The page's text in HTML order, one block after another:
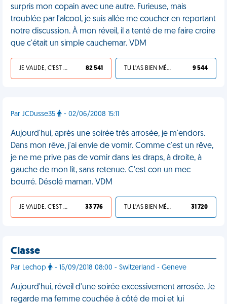
surpris mon copain avec une autre. Furieuse, mais
troublée par l'alcool, je suis allée me coucher en reportant
notre discussion. À mon réveil, il a tenté de me faire croire
que c'était un simple cauchemar. VDM
JE VALIDE, C'EST UNE VDM 82 541 TU L'AS BIEN MÉRITÉ 9 544
Par JCDusse35 - 02/06/2008 15:11
Aujourd'hui, après une soirée très arrosée, je m'endors.
Dans mon rêve, j'ai envie de vomir. Comme c'est un rêve,
je ne me prive pas de vomir dans les draps, à droite, à
gauche de mon lit, sans retenue. C'est con un mec
bourré. Désolé maman. VDM
JE VALIDE, C'EST UNE VDM 33 776 TU L'AS BIEN MÉRITÉ 31 720
Classe
Par Lechop - 15/09/2018 08:00 - Switzerland - Geneve
Aujourd'hui, réveil d'une soirée excessivement arrosée. Je
regarde ma femme couchée à côté de moi et lui